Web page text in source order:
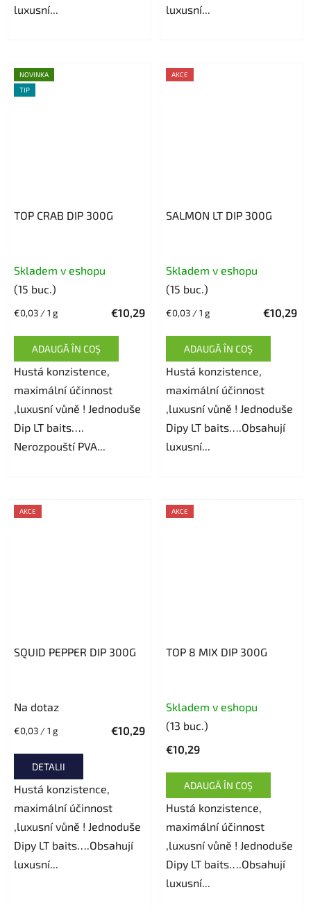
luxusní... luxusní...
NOVINKA
TIP
TOP CRAB DIP 300G
Skladem v eshopu
(15 buc.)
€10,29
Evaluare
€0,03 / 1 g
ADAUGĂ ÎN COŞ
Hustá konzistence,
maximální účinnost
,luxusní vůně ! Jednoduše
Dip LT baits….
Nerozpouští PVA...
AKCE
SALMON LT DIP 300G
Skladem v eshopu
(15 buc.)
€10,29
Evaluare
€0,03 / 1 g
ADAUGĂ ÎN COŞ
Hustá konzistence,
maximální účinnost
,luxusní vůně ! Jednoduše
Dipy LT baits….Obsahují
luxusní...
AKCE
SQUID PEPPER DIP 300G
Na dotaz
€10,29
Evaluare
€0,03 / 1 g
DETALII
Hustá konzistence,
maximální účinnost
,luxusní vůně ! Jednoduše
Dipy LT baits….Obsahují
luxusní...
AKCE
TOP 8 MIX DIP 300G
medie
este
5,0
din
5
stele.
Skladem v eshopu
(13 buc.)
€10,29
ADAUGĂ ÎN COŞ
Hustá konzistence,
maximální účinnost
,luxusní vůně ! Jednoduše
Dipy LT baits….Obsahují
luxusní...